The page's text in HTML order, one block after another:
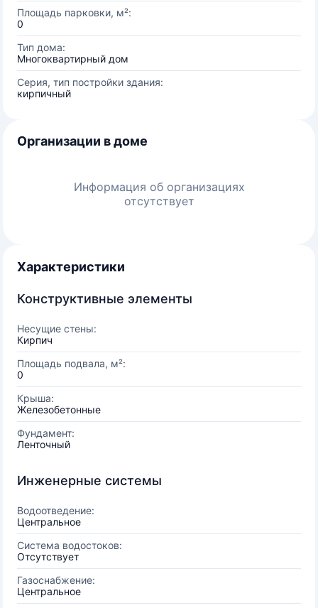
Площадь парковки, м²:
0
Тип дома:
Многоквартирный дом
Серия, тип постройки здания:
кирпичный
Организации в доме
Информация об организациях
отсутствует
Характеристики
Конструктивные элементы
Несущие стены:
Кирпич
Площадь подвала, м²:
0
Крыша:
Железобетонные
Фундамент:
Ленточный
Инженерные системы
Водоотведение:
Центральное
Система водостоков:
Отсутствует
Газоснабжение:
Центральное